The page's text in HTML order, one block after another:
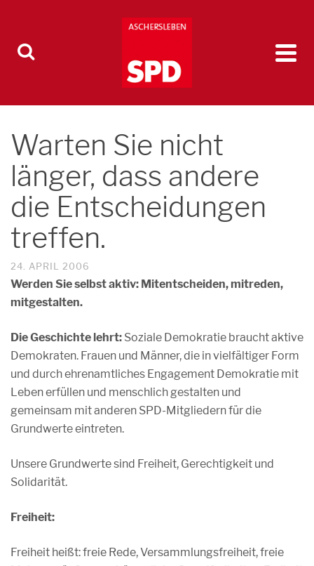
Warten Sie nicht
länger, dass andere
die Entscheidungen
treffen.
24. APRIL 2006
Werden Sie selbst aktiv: Mitentscheiden, mitreden,
mitgestalten.
Die Geschichte lehrt: Soziale Demokratie braucht aktive
Demokraten. Frauen und Männer, die in vielfältiger Form
und durch ehrenamtliches Engagement Demokratie mit
Leben erfüllen und menschlich gestalten und
gemeinsam mit anderen SPD-Mitgliedern für die
Grundwerte eintreten.
Unsere Grundwerte sind Freiheit, Gerechtigkeit und
Solidarität.
Freiheit:
Freiheit heißt: freie Rede, Versammlungsfreiheit, freie